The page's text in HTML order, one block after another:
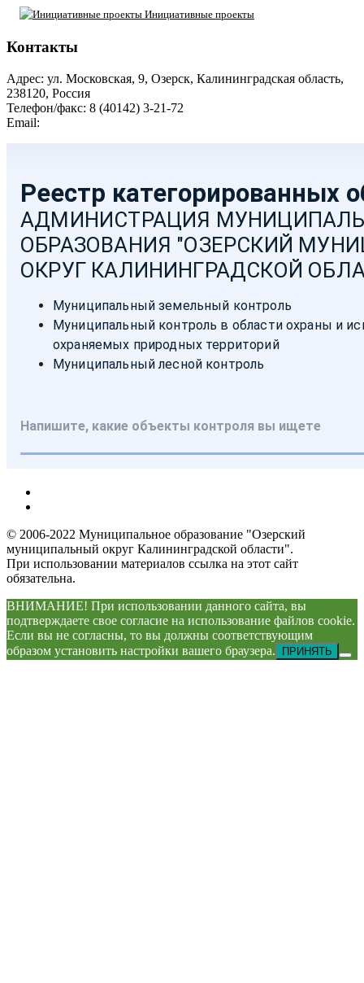
Инициативные проекты
Контакты
Адрес: ул. Московская, 9, Озерск, Калининградская область,
238120, Россия
Телефон/факс: 8 (40142) 3-21-72
Email:
© 2006-2022 Муниципальное образование "Озерский
муниципальный округ Калининградской области".
При использовании материалов ссылка на этот сайт
обязательна.
ВНИМАНИЕ! При использовании данного сайта, вы
подтверждаете свое согласие на использование файлов cookie.
Если вы не согласны, то вы должны соответствующим
образом установить настройки вашего браузера.
ПРИНЯТЬ